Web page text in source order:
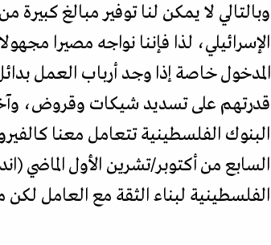
وبالتالي لا يمكن لنا توفير مبالغ
الإسرائيلي، لذا فإننا نواجه مصيرا
المدخول خاصة إذا وجد أرباب العمل
قدرتهم على تسديد شيكات وقروض،
البنوك الفلسطينية تتعامل معنا
السابع من أكتوبر/تشرين الأول الماضي
الفلسطينية لبناء الثقة مع العامل